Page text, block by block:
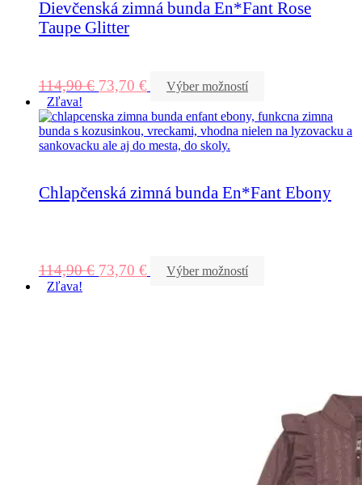
Dievčenská zimná bunda En*Fant Rose
Taupe Glitter
114,90€ 73,70 €
Výber možností
Zľava!
Chlapčenská zimná bunda En*Fant Ebony
114,90€ 73,70 €
Výber možností
Zľava!